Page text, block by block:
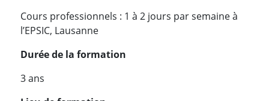
Cours professionnels : 1 à 2 jours par semaine à
l’EPSIC, Lausanne
Durée de la formation
3 ans